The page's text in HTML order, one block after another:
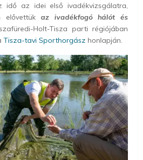
idő az idei első ivadékvizsgálatra,
elővettükaz ivadékfogó hálót és
Holt-Tisza parti régiójában
Tisza-tavi Sporthorgász honlapján.